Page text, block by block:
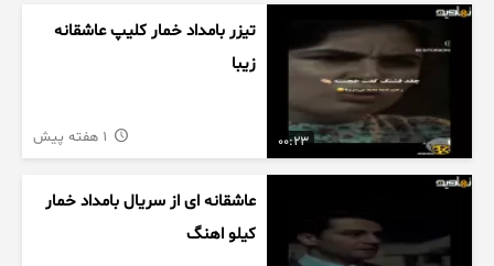
00:23
تیزر بامداد خمار کلیپ عاشقانه
زیبا
عاشقانه ای از سریال بامداد خمار
کیلو اهنگ